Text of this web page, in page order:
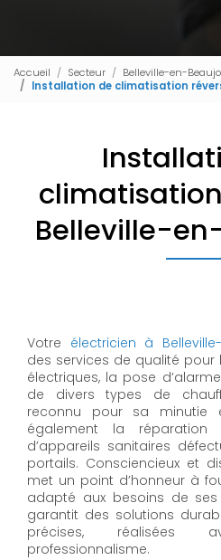
Accueil Secteur
Belleville-en-
Installation de climatisation
Belleville-
Votre électricien à
des services de qualité pour
électriques, la pose
de divers types de
reconnu pour sa minutie
également la
d’appareils sanitaires
portails. Consciencieux et
met un point d’honneur à
adapté aux besoins de ses
garantit des solutions
précises, réalisées
professionnalisme.